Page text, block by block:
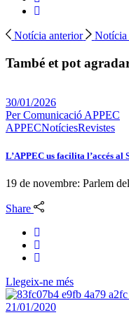
Notícia anterior Notícia
També et pot
30/01/2026
PerComunicació APPEC
APPECNotíciesRevistes
L’APPEC us facilita l’accés al
19 de novembre: Parlem
Share
Llegeix-ne més
21/01/2020